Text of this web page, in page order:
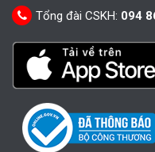
Tổng đài CSKH: 094